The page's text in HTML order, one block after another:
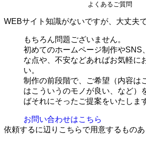
よくあるご質問
WEBサイト知識がないですが、大丈夫
もちろん問題ございません。
初めてのホームページ制作やSNS
な点や、不安などあればお気軽に
い。
制作の前段階で、ご希望（内容は
はこういうのモノが良い、など）
ばそれにそったご提案をいたしま
お問い合わせはこちら
依頼するに辺りこちらで用意するものあ